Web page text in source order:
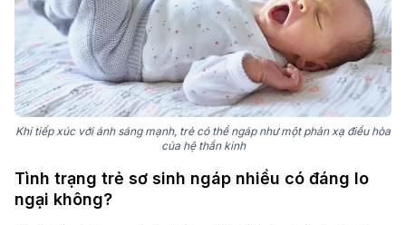
Khi tiếp xúc với ánh sáng mạnh, trẻ có thể ngáp như một phản xạ điều hòa
của hệ thần kinh
Tình trạng trẻ sơ sinh ngáp nhiều có đáng lo
ngại không?